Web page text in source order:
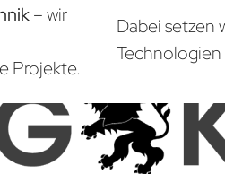
– wir
Projekte.
Dabei setzen
Technologien